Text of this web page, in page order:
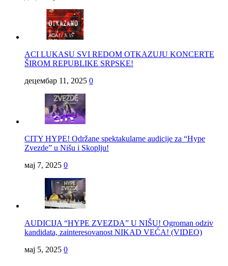
ACI LUKASU SVI REDOM OTKAZUJU KONCERTE
ŠIROM REPUBLIKE SRPSKE!
децембар 11, 2025 0
CITY HYPE! Održane spektakularne audicije za “Hype
Zvezde” u Nišu i Skoplju!
мај 7, 2025 0
AUDICIJA “HYPE ZVEZDA” U NIŠU! Ogroman odziv
kandidata, zainteresovanost NIKAD VEĆA! (VIDEO)
мај 5, 2025 0